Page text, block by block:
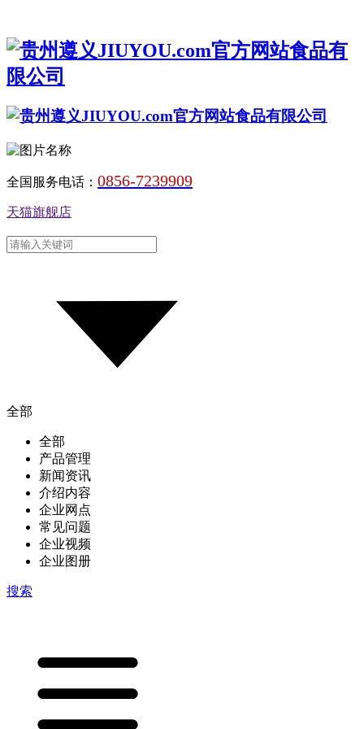
全国服务电话： 0856-7239909
天猫旗舰店
全部
全部
产品管理
新闻资讯
介绍内容
企业网点
常见问题
企业视频
企业图册
搜索